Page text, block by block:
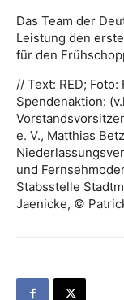
Das Team der
Leistung den
für den
// Text: RED;
Spendenaktion:
e. V., Matthias
und
Stabsstelle
Jaenicke, ©